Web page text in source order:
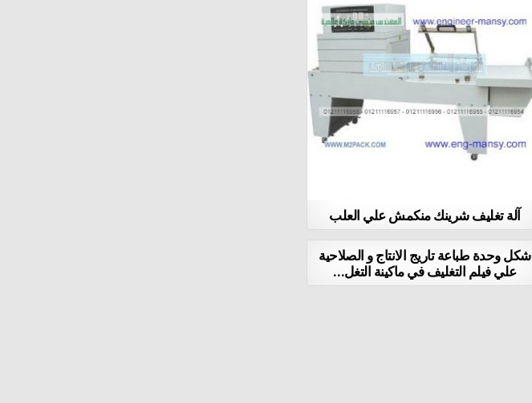
آلة تغليف شرينك منكمش علي العلب
شكل وحدة طباعة تاريج الانتاج و الصلاحية
علي فيلم التغليف في ماكينة التغل…